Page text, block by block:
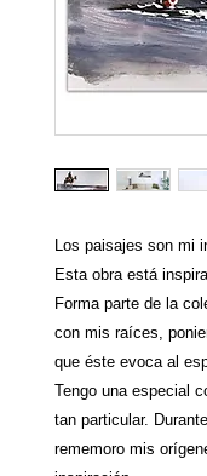
Los paisajes son mi
Esta obra está
Forma parte de la
con mis raíces,
que éste evoca al
Tengo una especial
tan particular.
rememoro mis